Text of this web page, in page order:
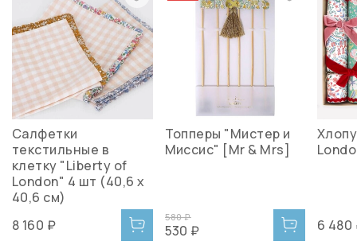
Салфетки
текстильные в
клетку "Liberty of
London" 4 шт (40,6 х
40,6 см)
8 160 ₽
Топперы "Мистер и
Миссис" [Mr & Mrs]
580 ₽
530 ₽ 6 480